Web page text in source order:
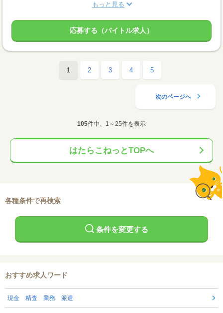
もっと見る
応募する（バイトル求人）
1 2 3 4 5
次のページへ
105件中、1～25件を表示
はたらこねっとTOPへ
各種条件で再検索
条件を変更する
おすすめ求人ワード
現金 精査 業務 派遣